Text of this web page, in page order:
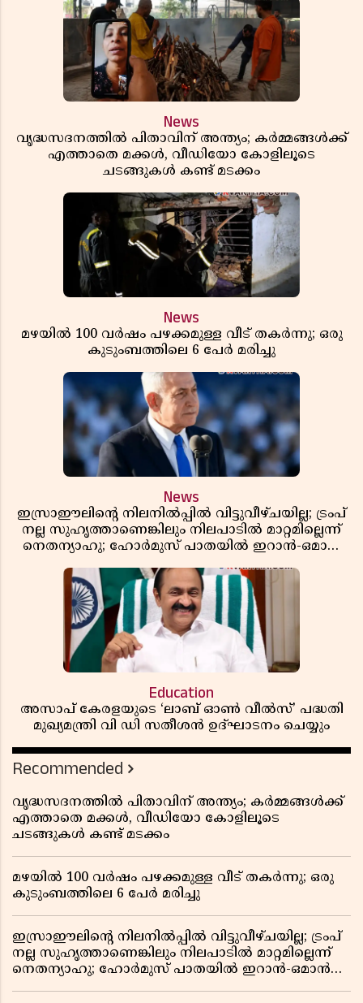
News
വൃദ്ധസദനത്തിൽ പിതാവിന് അന്ത്യം; കർമ്മങ്ങൾക്ക്
എത്താതെ മക്കൾ, വീഡിയോ കോളിലൂടെ
ചടങ്ങുകൾ കണ്ട് മടക്കം
News
മഴയിൽ 100 വർഷം പഴക്കമുള്ള വീട് തകർന്നു; ഒരു
കുടുംബത്തിലെ 6 പേർ മരിച്ചു
News
ഇസ്രാഈലിന്റെ നിലനിൽപ്പിൽ വിട്ടുവീഴ്ചയില്ല; ട്രംപ്
നല്ല സുഹൃത്താണെങ്കിലും നിലപാടിൽ മാറ്റമില്ലെന്ന്
നെതന്യാഹു; ഹോർമുസ് പാതയിൽ ഇറാൻ-ഒമാൻ
Education
അസാപ് കേരളയുടെ ‘ലാബ് ഓൺ വീൽസ്’ പദ്ധതി
മുഖ്യമന്ത്രി വി ഡി സതീശൻ ഉദ്ഘാടനം ചെയ്യും
Recommended
വൃദ്ധസദനത്തിൽ പിതാവിന് അന്ത്യം; കർമ്മങ്ങൾക്ക്
എത്താതെ മക്കൾ, വീഡിയോ കോളിലൂടെ
ചടങ്ങുകൾ കണ്ട് മടക്കം
മഴയിൽ 100 വർഷം പഴക്കമുള്ള വീട് തകർന്നു; ഒരു
കുടുംബത്തിലെ 6 പേർ മരിച്ചു
ഇസ്രാഈലിന്റെ നിലനിൽപ്പിൽ വിട്ടുവീഴ്ചയില്ല; ട്രംപ്
നല്ല സുഹൃത്താണെങ്കിലും നിലപാടിൽ മാറ്റമില്ലെന്ന്
നെതന്യാഹു; ഹോർമുസ് പാതയിൽ ഇറാൻ-ഒമാൻ